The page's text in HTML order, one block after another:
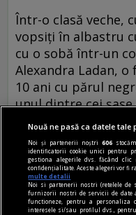
Într-o clasă veche,
vopsiţi în albastru
cu o sobă într-un
Alexandra Ladan, o
10 ani cu părul
unul dintre cei
clasă ai căror
plecaţi. Mama
plecat în Italia
avea şapte luni.
sînt prietene pe
Aşa a aflat
Nouă ne pasă ca datele
Noi și partenerii noștri606
identificatorii cookie unici pentru
gestiona alegerile dvs. făcând
confidențialitate. Aceste alegeri vor fi
multe detalii
Noi si partenerii nostri (retelele de
furnizorii nostri de servicii de date
functioneze, pentru a
interesele si/sau profilul dvs.,